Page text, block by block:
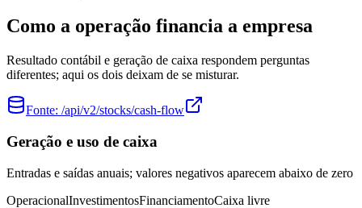
Como a operação financia a empresa
Resultado contábil e geração de caixa respondem perguntas
diferentes; aqui os dois deixam de se misturar.
Fonte: /api/v2/stocks/cash-flow
Geração e uso de caixa
Entradas e saídas anuais; valores negativos aparecem abaixo de zero
OperacionalInvestimentosFinanciamentoCaixa livre